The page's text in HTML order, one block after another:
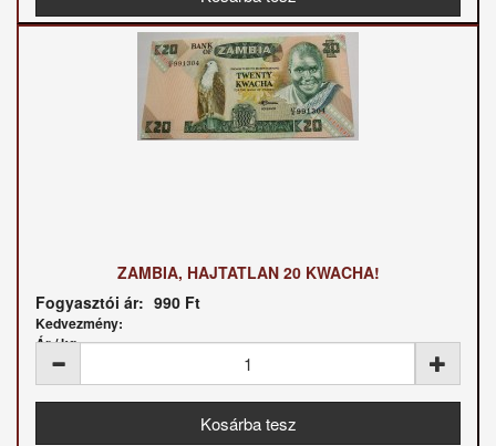
ZAMBIA, HAJTATLAN 20 KWACHA!
Fogyasztói ár: 990 Ft
Kedvezmény:
Ár / kg: